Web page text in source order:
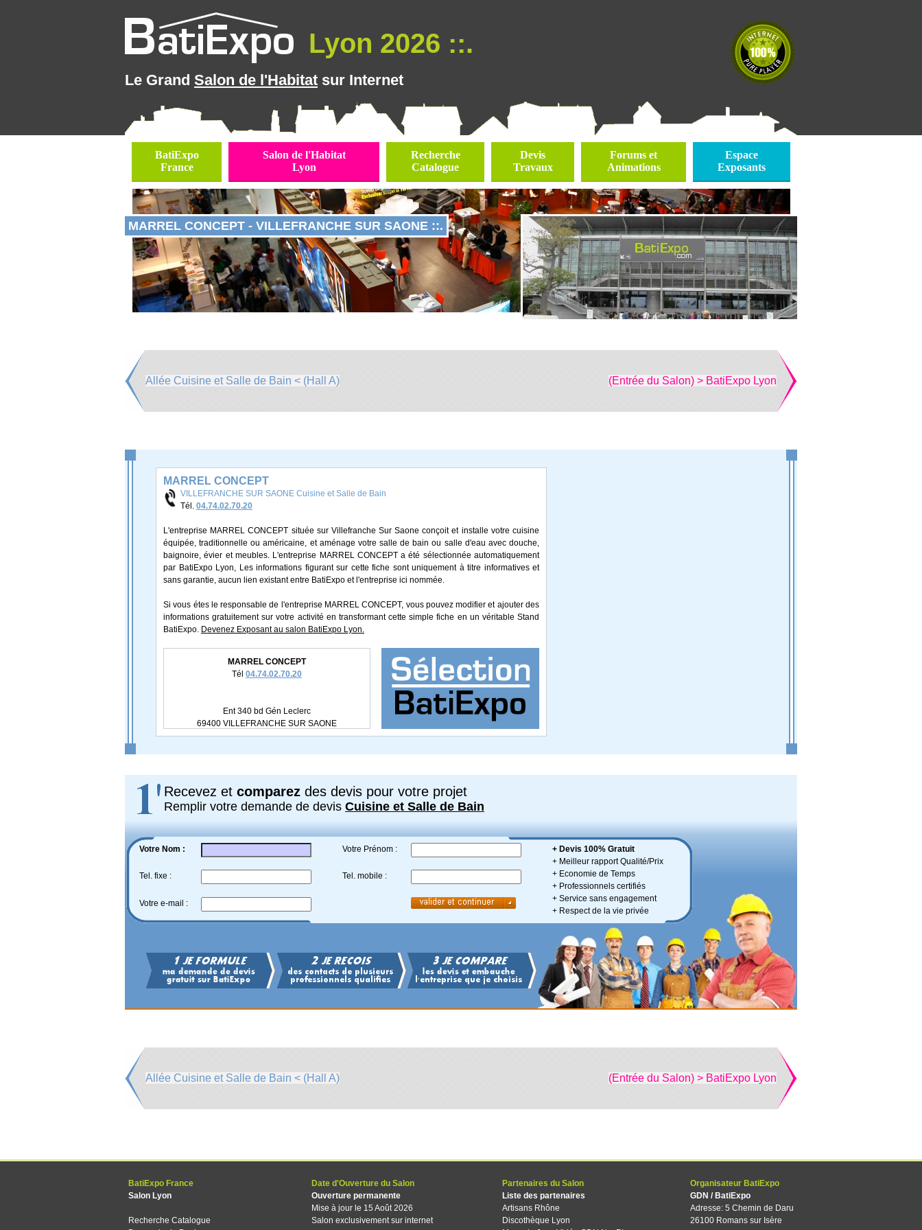
Lyon 2026 ::.
Le Grand Salon de l'Habitat sur Internet
BatiExpo
France
Salon de l'Habitat
Lyon
Recherche
Catalogue
Devis
Travaux
Forums et
Animations
Espace
Exposants
MARREL CONCEPT - VILLEFRANCHE SUR SAONE ::.
Allée Cuisine et Salle de Bain < (Hall A) (Entrée du Salon) > BatiExpo Lyon
MARREL CONCEPT
VILLEFRANCHE SUR SAONE Cuisine et Salle de Bain
Tél. 04.74.02.70.20
L'entreprise MARREL CONCEPT située sur Villefranche Sur Saone conçoit et installe votre cuisine
équipée, traditionnelle ou américaine, et aménage votre salle de bain ou salle d'eau avec douche,
baignoire, évier et meubles. L'entreprise MARREL CONCEPT a été sélectionnée automatiquement
par BatiExpo Lyon, Les informations figurant sur cette fiche sont uniquement à titre informatives et
sans garantie, aucun lien existant entre BatiExpo et l'entreprise ici nommée.
Si vous étes le responsable de l'entreprise MARREL CONCEPT, vous pouvez modifier et ajouter des
informations gratuitement sur votre activité en transformant cette simple fiche en un véritable Stand
BatiExpo. Devenez Exposant au salon BatiExpo Lyon.
MARREL CONCEPT
Tél 04.74.02.70.20
Ent 340 bd Gén Leclerc
69400 VILLEFRANCHE SUR SAONE
Recevez et comparez des devis pour votre projet
Remplir votre demande de devis Cuisine et Salle de Bain
Votre Nom : Votre Prénom :
+ Devis 100% Gratuit
+ Meilleur rapport Qualité/Prix
+ Economie de Temps
+ Professionnels certifiés
+ Service sans engagement
+ Respect de la vie privée
Tel. fixe : Tel. mobile :
Votre e-mail :
Allée Cuisine et Salle de Bain < (Hall A) (Entrée du Salon) > BatiExpo Lyon
BatiExpo France
Salon Lyon
Recherche Catalogue
Date d'Ouverture du Salon
Ouverture permanente
Mise à jour le 15 Août 2026
Salon exclusivement sur internet
Partenaires du Salon
Liste des partenaires
Artisans Rhône
Discothèque Lyon
Organisateur BatiExpo
GDN / BatiExpo
Adresse: 5 Chemin de Daru
26100 Romans sur Isère